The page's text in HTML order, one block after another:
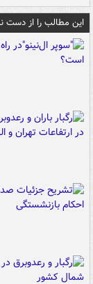
این مطالب را از دست